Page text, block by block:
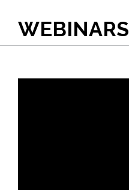
WEBINARS